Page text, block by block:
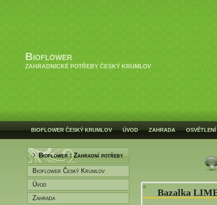
Bioflower
ZAHRADNICKÉ POTŘEBY ČESKÝ KRUMLOV
BIOFLOWER ČESKÝ KRUMLOV ÚVOD ZAHRADA OSVĚTLENÍ
Bioflower : Zahradní potřeby
Bioflower Český Krumlov
Úvod
Zahrada
Bazalka